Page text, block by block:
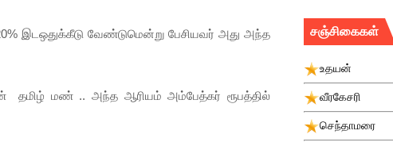
இடஒதுக்கீடு வேண்டுமென்று பேசியவர் அது அந்த
தமிழ் மண் .. அந்த ஆரியம் அம்பேத்கர் ரூபத்தில்
சஞ்சிகைகள்
உதயன்
வீரகேசரி
செந்தாமரை